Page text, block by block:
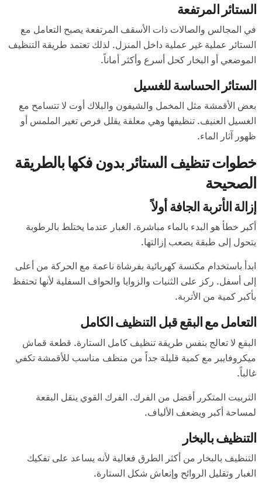
الستائر المرتفعة
في المجالس والصالات ذات الأسقف المرتفعة يصبح التعامل مع
الستائر عملية غير عملية داخل المنزل. لذلك تعتمد طريقة التنظيف
الموضعي أو البخار كحل أسرع وأكثر أماناً.
الستائر الحساسة للغسيل
بعض الأقمشة مثل المخمل والشيفون والبلاك أوت لا تتسامح مع
الغسيل العنيف. تنظيفها وهي معلقة يقلل فرص تغير الملمس أو
ظهور آثار الماء.
خطوات تنظيف الستائر بدون فكها بالطريقة
الصحيحة
إزالة الأتربة الجافة أولاً
أكبر خطأ هو البدء بالماء مباشرة. الغبار عندما يختلط بالرطوبة
يتحول إلى طبقة يصعب إزالتها.
ابدأ باستخدام مكنسة كهربائية بفرشاة ناعمة مع الحركة من أعلى
إلى أسفل. ركز على الثنيات والزوايا والحواف السفلية لأنها تحتفظ
بأكبر كمية من الأتربة.
التعامل مع البقع قبل التنظيف الكامل
البقع لا تعالج بنفس طريقة تنظيف كامل الستارة. قطعة قماش
ميكروفايبر مع كمية قليلة جداً من منظف مناسب للأقمشة تكفي
غالباً.
التربيت المتكرر أفضل من الفرك. الفرك القوي ينقل البقعة
لمساحة أكبر ويضعف الألياف.
التنظيف بالبخار
التنظيف بالبخار من أكثر الطرق فعالية لأنه يساعد على تفكيك
الغبار وتقليل الروائح وإنعاش شكل الستارة.